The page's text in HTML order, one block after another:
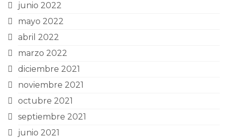
junio 2022
mayo 2022
abril 2022
marzo 2022
diciembre 2021
noviembre 2021
octubre 2021
septiembre 2021
junio 2021